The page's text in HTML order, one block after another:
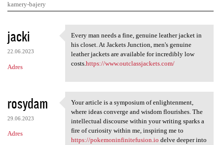
kamery-bajery
K
o
m
e
t
a
r
jacki
22.06.2023
Adres
Every man needs a fine,
Every man needs a fine, genuine leather jacket in
his closet. At Jackets Junction, men's genuine
leather jackets are available for incredibly low
costs.https://www.outclassjackets.com/
rosydam
29.06.2023
Adres
Your article is a symposium
Your article is a symposium of enlightenment,
where ideas converge and wisdom flourishes. The
intellectual discourse within your writing sparks a
fire of curiosity within me, inspiring me to
https://pokemoninfinitefusion.io delve deeper into